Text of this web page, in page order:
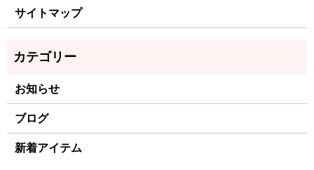
サイトマップ
お知らせ
ブログ
新着アイテム